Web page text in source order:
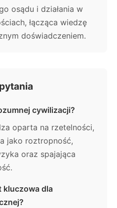
osądu i działania w
łącząca wiedzę
doświadczeniem.
cywilizacji?
oparta na rzetelności,
jako roztropność,
oraz spajająca
kluczowa dla